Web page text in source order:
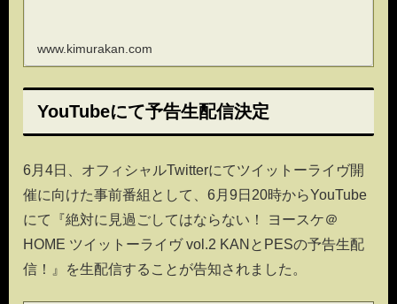
www.kimurakan.com
YouTubeにて予告生配信決定
6月4日、オフィシャルTwitterにてツイットーライヴ開
催に向けた事前番組として、6月9日20時からYouTube
にて『絶対に見過ごしてはならない！ ヨースケ＠
HOME ツイットーライヴ vol.2 KANとPESの予告生配
信！』を生配信することが告知されました。